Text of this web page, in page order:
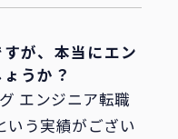
が、本当にエン
うか？
エンジニア転職
いう実績がござい